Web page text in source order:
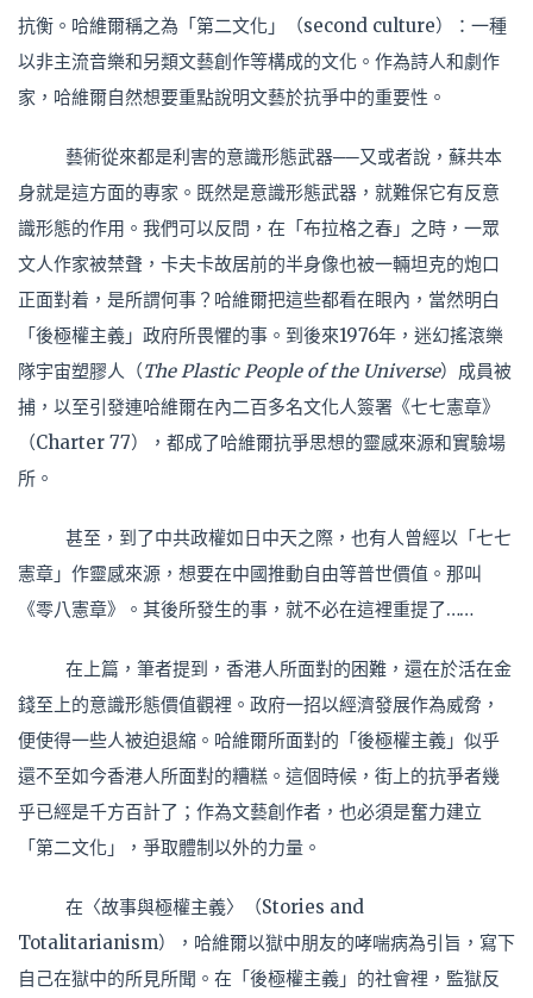
抗衡。哈維爾稱之為「第二文化」（second culture）：一種
以非主流音樂和另類文藝創作等構成的文化。作為詩人和劇作
家，哈維爾自然想要重點說明文藝於抗爭中的重要性。
藝術從來都是利害的意識形態武器──又或者說，蘇共本
身就是這方面的專家。既然是意識形態武器，就難保它有反意
識形態的作用。我們可以反問，在「布拉格之春」之時，一眾
文人作家被禁聲，卡夫卡故居前的半身像也被一輛坦克的炮口
正面對着，是所謂何事？哈維爾把這些都看在眼內，當然明白
「後極權主義」政府所畏懼的事。到後來1976年，迷幻搖滾樂
隊宇宙塑膠人（The Plastic People of the Universe）成員被
捕，以至引發連哈維爾在內二百多名文化人簽署《七七憲章》
（Charter 77），都成了哈維爾抗爭思想的靈感來源和實驗場
所。
甚至，到了中共政權如日中天之際，也有人曾經以「七七
憲章」作靈感來源，想要在中國推動自由等普世價值。那叫
《零八憲章》。其後所發生的事，就不必在這裡重提了……
在上篇，筆者提到，香港人所面對的困難，還在於活在金
錢至上的意識形態價值觀裡。政府一招以經濟發展作為威脅，
便使得一些人被迫退縮。哈維爾所面對的「後極權主義」似乎
還不至如今香港人所面對的糟糕。這個時候，街上的抗爭者幾
乎已經是千方百計了；作為文藝創作者，也必須是奮力建立
「第二文化」，爭取體制以外的力量。
在〈故事與極權主義〉（Stories and
Totalitarianism），哈維爾以獄中朋友的哮喘病為引旨，寫下
自己在獄中的所見所聞。在「後極權主義」的社會裡，監獄反